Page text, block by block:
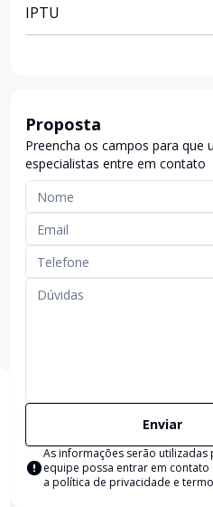
IPTU
Proposta
Preencha os campos para que
especialistas entre em contato
Enviar
As informações serão utilizadas
equipe possa entrar em
a política de privacidade e